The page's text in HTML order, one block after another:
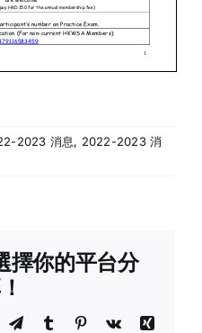
2023 消息, 2022-2023 消
擇你的平台分
TelegramTumblr Pinterest
Vk
Xing